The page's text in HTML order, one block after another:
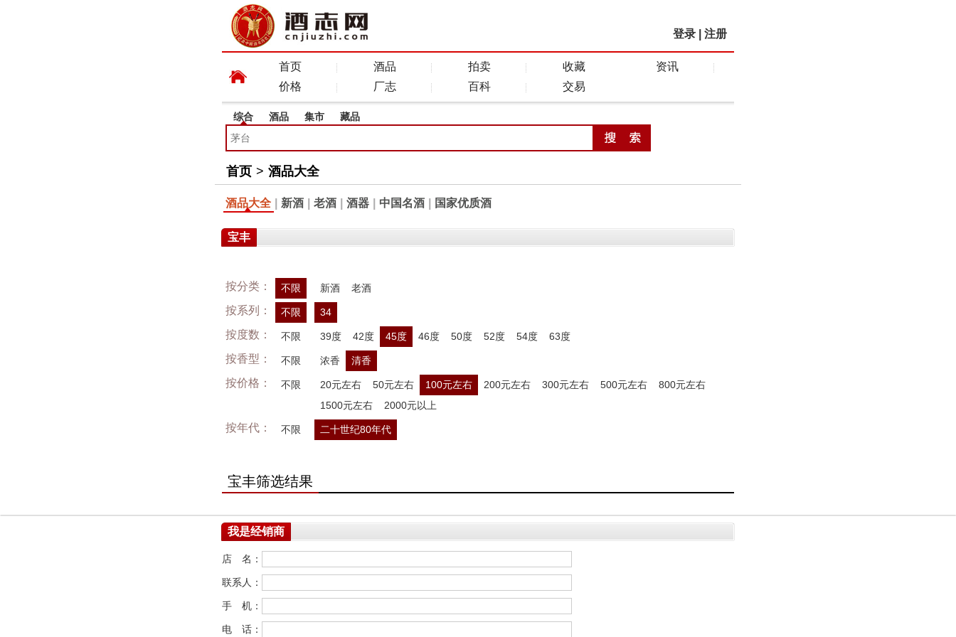
登录 注册
首页 酒品 拍卖 收藏
资讯
价格
厂志 百科 交易
综合 酒品 集市 藏品
首页 > 酒品大全
酒品大全 新酒 老酒 酒器 中国名酒 国家优质酒
宝丰
按分类： 不限 新酒 老酒
按系列： 不限 34
按度数： 不限 39度 42度 45度 46度 50度 52度 54度 63度
按香型： 不限 浓香 清香
按价格： 不限 20元左右 50元左右 100元左右 200元左右 300元左右 500元左右
800元左右
1500元左右
2000元以上
按年代： 不限 二十世纪80年代
宝丰筛选结果
我是经销商
店 名：
联系人：
手 机：
电 话：